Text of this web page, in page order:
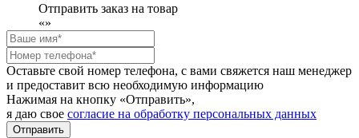
Отправить заказ на товар
«»
Оставьте свой номер телефона, с вами свяжется наш менеджер
и предоставит всю необходимую информацию
Нажимая на кнопку «Отправить»,
я даю свое согласие на обработку персональных данных
Отправить